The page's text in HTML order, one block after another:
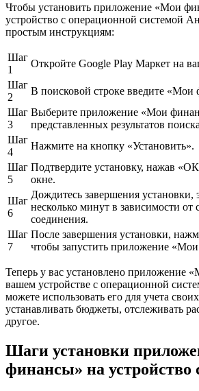
Чтобы установить приложение «Мои
устройство с операционной системой
простым инструкциям:
Шаг
1
Откройте Google Play Маркет на
Шаг
2
В поисковой строке введите «Мои
Шаг
3
Выберите приложение «Мои
представленных результатов
Шаг
4
Нажмите на кнопку «Установить».
Шаг
5
Подтвердите установку, нажав
окне.
Шаг
6
Дождитесь завершения установки,
несколько минут в зависимости от
соединения.
Шаг
7
После завершения установки,
чтобы запустить приложение
Теперь у вас установлено приложение
вашем устройстве с операционной
можете использовать его для учета
устанавливать бюджеты, отслеживать
другое.
Шаги установки
финансы» на